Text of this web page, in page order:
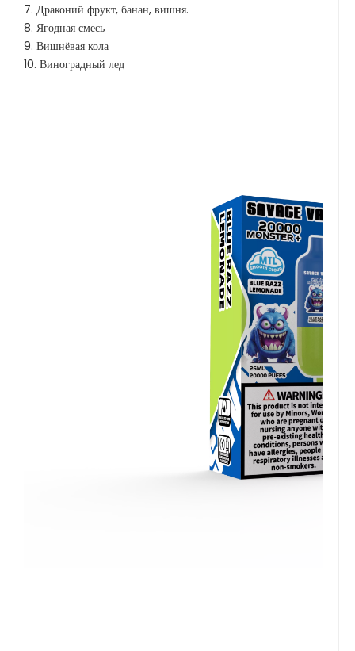
7. Драконий фрукт, банан, вишня.
8. Ягодная смесь
9. Вишнёвая кола
10. Виноградный лед